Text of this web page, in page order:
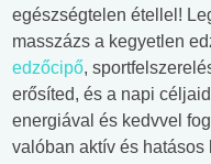
egészségtelen étellel!
masszázs a kegyetlen
edzőcipő,
erősíted, és a napi
energiával és kedvvel
valóban aktív és hatásos